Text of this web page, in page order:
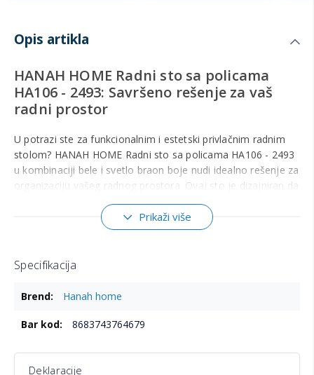
Opis artikla
HANAH HOME Radni sto sa policama
HA106 - 2493: Savršeno rešenje za vaš
radni prostor
U potrazi ste za funkcionalnim i estetski privlačnim radnim
stolom? HANAH HOME Radni sto sa policama HA106 - 2493
u kombinaciji bele i svetlo braon boje nudi idealno rešenje za
organizaciju vašeg radnog prostora. Ovaj sto je dizajniran da
zadovolji sve vaše potrebe, bilo da radite od kuće ili u
Izrađen od 100% oplemenjene iverice E1 kvaliteta sa
dugotrajnost i otpornost na habanje. Debljina ploče od 18
površinu za rad.
Prikaži više
Specifikacija
informacijaHanah home
8683743764679
Deklaracije